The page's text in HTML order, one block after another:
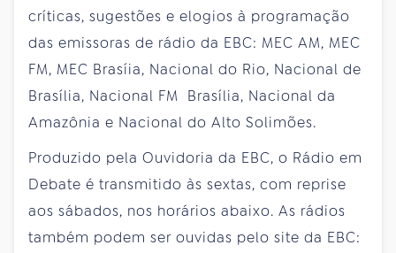
críticas, sugestões e elogios à programação
das emissoras de rádio da EBC: MEC AM, MEC
FM, MEC Brasíia, Nacional do Rio, Nacional de
Brasília, Nacional FM Brasília, Nacional da
Amazônia e Nacional do Alto Solimões.
Produzido pela Ouvidoria da EBC, o Rádio em
Debate é transmitido às sextas, com reprise
aos sábados, nos horários abaixo. As rádios
também podem ser ouvidas pelo site da EBC: